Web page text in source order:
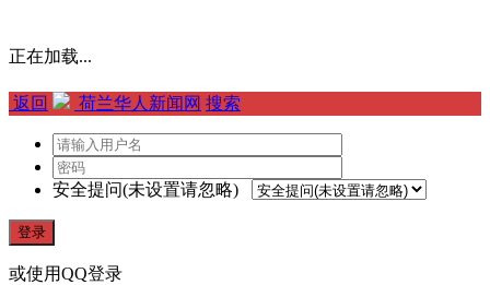
正在加载...
返回 荷兰华人新闻网 搜索
安全提问(未设置请忽略)
登录
或使用QQ登录